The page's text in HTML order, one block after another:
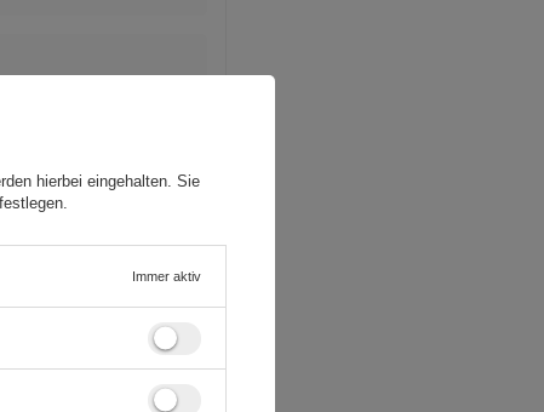
hierbei eingehalten. Sie
Immer aktiv